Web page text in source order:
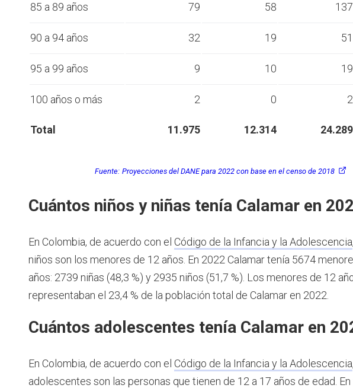
85 a 89 años 79 58 137
90 a 94 años 32 19 51
95 a 99 años 9 10 19
100 años o más 2 0 2
Total 11.975 12.314 24.289
Fuente: Proyecciones del DANE para 2022 con base en el censo de 2018
Cuántos niños y niñas tenía Calamar en
En Colombia, de acuerdo con el Código de la Infancia y la Adolescencia
niños son los menores de 12 años. En 2022 Calamar tenía 5674
años: 2739 niñas (48,3 %) y 2935 niños (51,7 %). Los menores de 12
representaban el 23,4 % de la población total de Calamar en 2022.
Cuántos adolescentes tenía Calamar en
En Colombia, de acuerdo con el Código de la Infancia y la Adolescencia
adolescentes son las personas que tienen de 12 a 17 años de edad.